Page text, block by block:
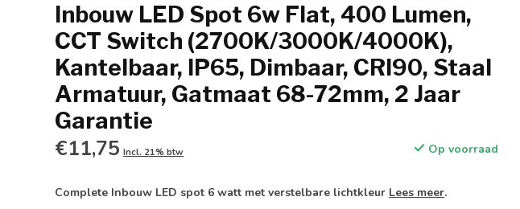
Inbouw LED Spot 6w Flat, 400 Lumen,
CCT Switch (2700K/3000K/4000K),
Kantelbaar, IP65, Dimbaar, CRI90, Staal
Armatuur, Gatmaat 68-72mm, 2 Jaar
Garantie
€11,75 Incl. 21% btw Op voorraad
Complete Inbouw LED spot 6 watt met verstelbare lichtkleur Lees meer.